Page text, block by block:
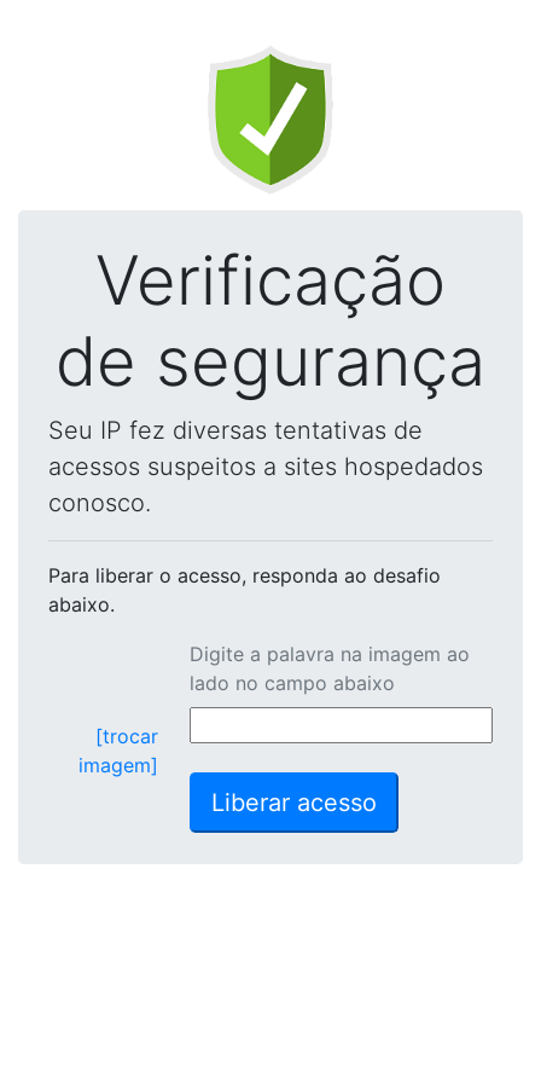
Verificação
de segurança
Seu IP fez diversas tentativas de
acessos suspeitos a sites hospedados
conosco.
Para liberar o acesso, responda ao desafio
abaixo.
[trocar
imagem]
Digite a palavra na imagem ao
lado no campo abaixo